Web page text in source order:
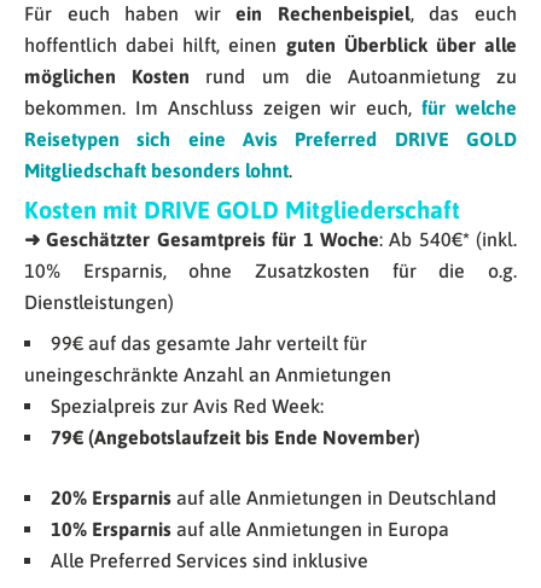
Für euch haben wirein Rechenbeispiel, das euch
hoffentlich dabei hilft, einen guten Überblick über alle
möglichen Kosten rund um die Autoanmietung zu
bekommen. Im Anschluss zeigen wir euch,für welche
Reisetypen sich eine Avis Preferred DRIVE GOLD
Mitgliedschaft besonders lohnt.
Kosten mit DRIVE GOLD Mitgliederschaft
➜ Geschätzter Gesamtpreis für 1 Woche: Ab 540€*(inkl.
10% Ersparnis, ohne Zusatzkosten für die o.g.
Dienstleistungen)
99€ auf das gesamte Jahr verteilt für
uneingeschränkte Anzahl an Anmietungen
Spezialpreis zur Avis Red Week:
79€ (Angebotslaufzeit bis Ende November)
20% Ersparnis auf alle Anmietungen in Deutschland
10% Ersparnis auf alle Anmietungen in Europa
Alle Preferred Services sind inklusive